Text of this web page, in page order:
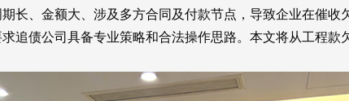
、金额大、涉及多方合同及付款节点，导致企业在催收
追债公司具备专业策略和合法操作思路。本文将从工程